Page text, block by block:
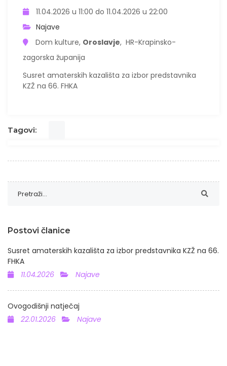
11.04.2026 u 11:00 do 11.04.2026 u 22:00
Najave
Dom kulture, Oroslavje, HR-Krapinsko-
zagorska županija
Susret amaterskih kazališta za izbor predstavnika
KZŽ na 66. FHKA
Tagovi:
Postovi članice
Susret amaterskih kazališta za izbor predstavnika KZŽ na 66.
FHKA
11.04.2026
Najave
Ovogodišnji natječaj
22.01.2026
Najave